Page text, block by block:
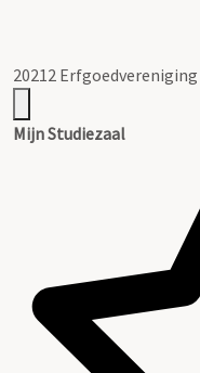
20212
Mijn Studiezaal